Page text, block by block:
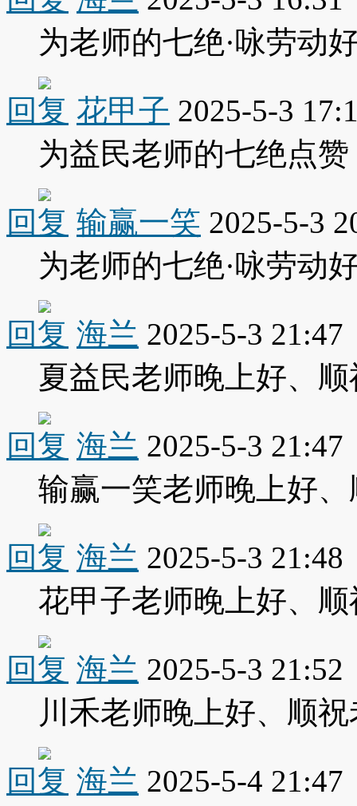
为老师的七绝·咏劳动
回复 花甲子 2025-5-3
为益民老师的七绝点
回复 输赢一笑 2025-5-3
为老师的七绝·咏劳动
回复 海兰 2025-5-3 21:47
夏益民老师晚上好、
回复 海兰 2025-5-3 21:47
输赢一笑老师晚上好
回复 海兰 2025-5-3 21:48
花甲子老师晚上好、
回复 海兰 2025-5-3 21:52
川禾老师晚上好、顺
回复 海兰 2025-5-4 21:47